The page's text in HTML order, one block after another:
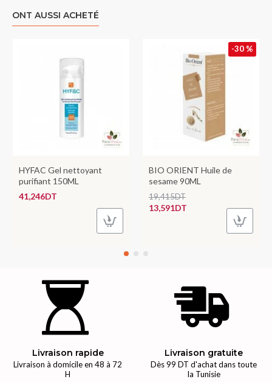
ONT AUSSI ACHETÉ
HYFAC Gel nettoyant
purifiant 150ML
41,246DT
-30 %
BIO ORIENT Huile de
sesame 90ML
13,591DT
19,415DT
Livraison rapide
Livraison à domicile en 48 à 72
H
Livraison gratuite
Dès 99 DT d'achat dans toute
la Tunisie